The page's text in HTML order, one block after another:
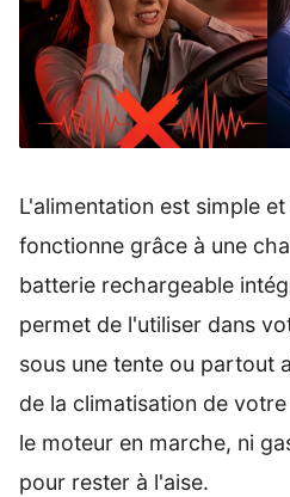
L'alimentation est simple
fonctionne grâce à une
batterie rechargeable
permet de l'utiliser dans
sous une tente ou partout
de la climatisation de
le moteur en marche, ni
pour rester à l'aise.